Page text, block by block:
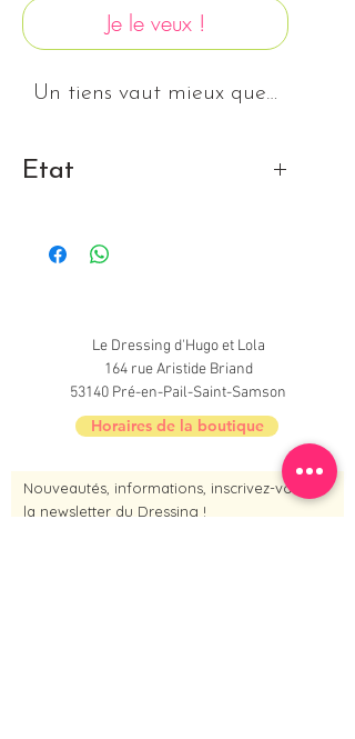
Je le veux !
Un tiens vaut mieux que…
Etat
Le Dressing d'Hugo et Lola
164 rue Aristide Briand
53140 Pré-en-Pail-Saint-Samson
Horaires de la boutique
Nouveautés, informations, inscrivez-vous à
la newsletter du Dressing !